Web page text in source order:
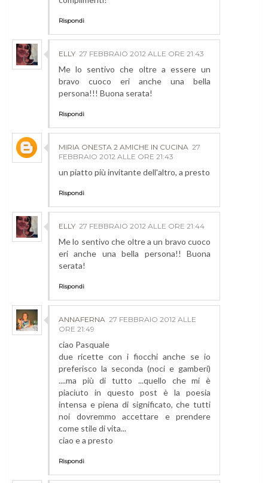
Rispondi
ELLY 27 FEBBRAIO 2012 ALLE ORE 21:43
Me lo sentivo che oltre a essere un
bravo cuoco eri anche una bella
persona!!! Buona serata!
Rispondi
MIRIA ONESTA 2 AMICHE IN CUCINA 27
FEBBRAIO 2012 ALLE ORE 21:43
un piatto più invitante dell'altro, a presto
Rispondi
ELLY 27 FEBBRAIO 2012 ALLE ORE 21:44
Me lo sentivo che oltre a un bravo cuoco
eri anche una bella persona!! Buona
serata!
Rispondi
ANNAFERNA 27 FEBBRAIO 2012 ALLE
ORE 21:49
ciao Pasquale
due ricette con i fiocchi anche se io
preferisco la seconda (noci e gamberi)
....ma più di tutto ...quello che mi è
piaciuto in questo post è la poesia
intensa e piena di significato, che tutti
noi dovremmo accettare e prendere
come stile di vita...
ciao e a presto
Rispondi